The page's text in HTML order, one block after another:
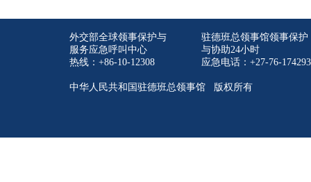
外交部全球领事保护与
服务应急呼叫中心
热线：+86-10-12308
驻德班总领事馆领事保护
与协助24小时
应急电话：+27-76-
中华人民共和国驻德班总领事馆 版权所有